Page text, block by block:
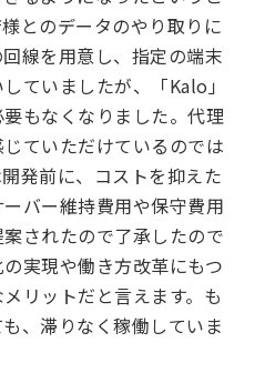
とのデータのやり取りに
線を用意し、指定の端末
ていましたが、「Kalo」
もなくなりました。代理
ていただけているのでは
発前に、コストを抑えた
バー維持費用や保守費用
されたので了承したので
実現や働き方改革にもつ
リットだと言えます。も
、滞りなく稼働していま